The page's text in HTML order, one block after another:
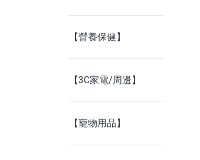
【營養保健】
【3C家電/周邊】
【寵物用品】